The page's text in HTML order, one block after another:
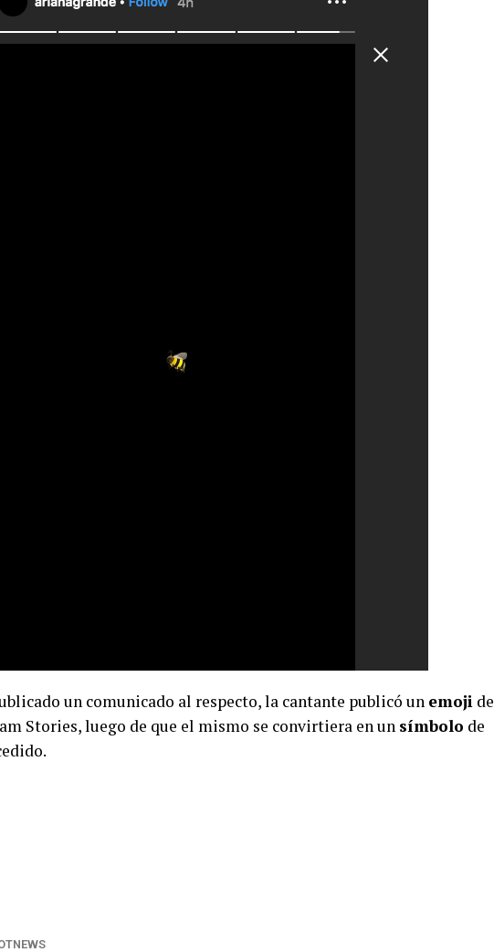
un comunicado al respecto, la cantante publicó un emoji de
Stories, luego de que el mismo se convirtiera en un símbolo de